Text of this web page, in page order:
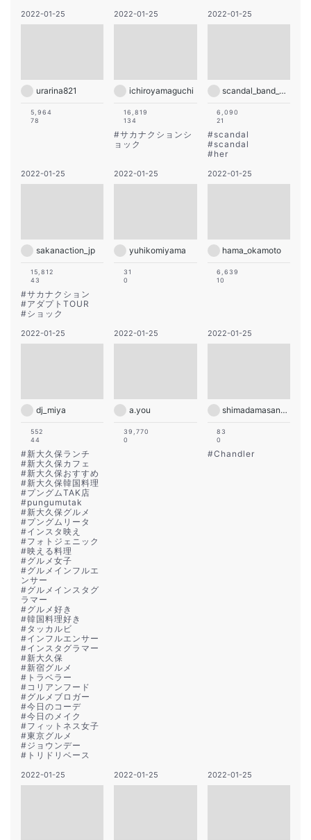
2022-01-25
urarina821
5,964
78
2022-01-25
ichiroyamaguchi
16,819
134
#サカナクションシ
ョック
2022-01-25
scandal_band_official
6,090
21
#scandal
#scandal
#her
2022-01-25
sakanaction_jp
15,812
43
#サカナクション
#アダプトTOUR
#ショック
2022-01-25
yuhikomiyama
31
0
2022-01-25
hama_okamoto
6,639
10
2022-01-25
dj_miya
552
44
#新大久保ランチ
#新大久保カフェ
#新大久保おすすめ
#新大久保韓国料理
#プングムTAK店
#pungumutak
#新大久保グルメ
#プングムリータ
#インスタ映え
#フォトジェニック
#映える料理
#グルメ女子
#グルメインフルエ
ンサー
#グルメインスタグ
ラマー
#グルメ好き
#韓国料理好き
#タッカルビ
#インフルエンサー
#インスタグラマー
#新大久保
#新宿グルメ
# トラベラー
# コリアンフード
#グルメブロガー
#今日のコーデ
#今日のメイク
#フィットネス女子
#東京グルメ
#ジョウンデー
# トリドリベース
2022-01-25
a.you
39,770
0
2022-01-25
shimadamasanori
83
0
#Chandler
2022-01-25 2022-01-25 2022-01-25